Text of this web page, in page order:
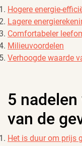
Hogere energie-
Lagere
Comfortabeler
Milieuvoordelen
Verhoogde waarde
5
van de
Het is duur om prijs